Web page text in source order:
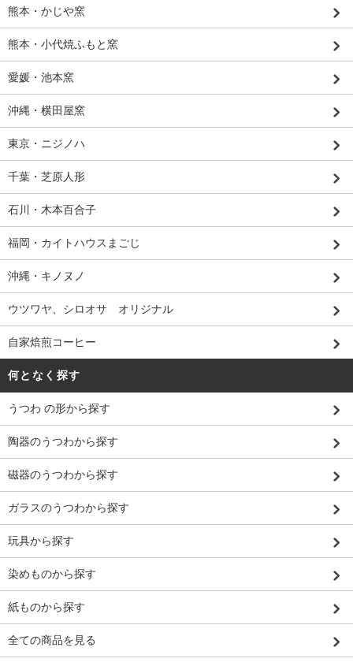
熊本・かじや窯
熊本・小代焼ふもと窯
愛媛・池本窯
沖縄・横田屋窯
東京・ニジノハ
千葉・芝原人形
石川・木本百合子
福岡・カイトハウスまごじ
沖縄・キノヌノ
ウツワヤ、シロオサ オリジナル
自家焙煎コーヒー
何となく探す
うつわ の形から探す
陶器のうつわから探す
磁器のうつわから探す
ガラスのうつわから探す
玩具から探す
染めものから探す
紙ものから探す
全ての商品を見る